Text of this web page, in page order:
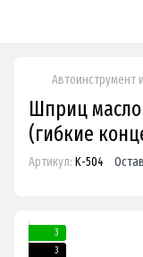
Автоинструмент
Шприц
(гибкие
Артикул: K-504
3
3